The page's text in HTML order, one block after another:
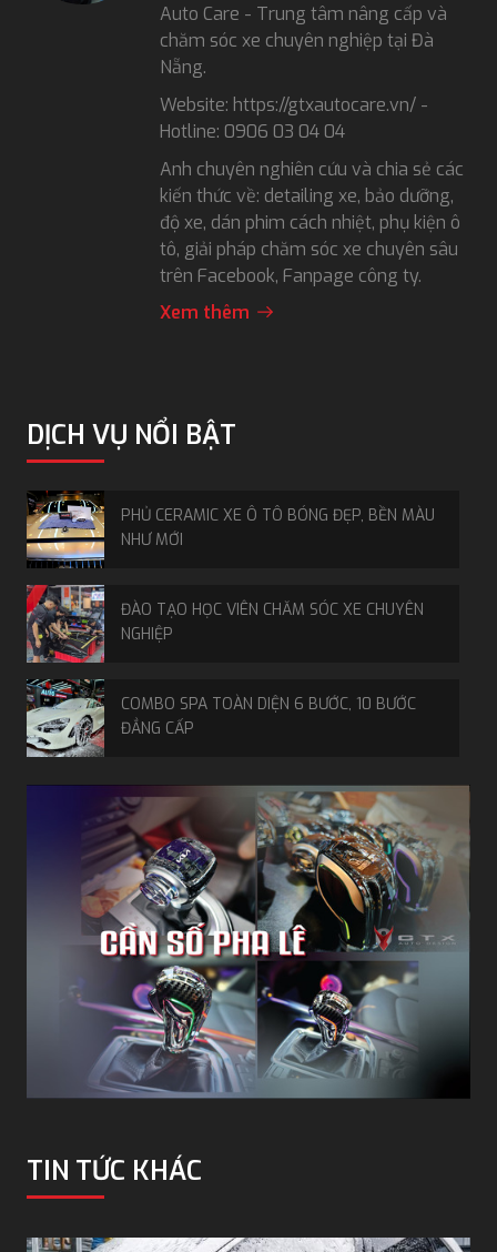
Auto Care - Trung tâm nâng cấp và
chăm sóc xe chuyên nghiệp tại Đà
Nẵng.
Website: https://gtxautocare.vn/ -
Hotline: 0906 03 04 04
Anh chuyên nghiên cứu và chia sẻ các
kiến thức về: detailing xe, bảo dưỡng,
độ xe, dán phim cách nhiệt, phụ kiện ô
tô, giải pháp chăm sóc xe chuyên sâu
trên Facebook, Fanpage công ty.
Xem thêm
DỊCH VỤ NỔI BẬT
PHỦ CERAMIC XE Ô TÔ BÓNG ĐẸP, BỀN MÀU
NHƯ MỚI
ĐÀO TẠO HỌC VIÊN CHĂM SÓC XE CHUYÊN
NGHIỆP
COMBO SPA TOÀN DIỆN 6 BƯỚC, 10 BƯỚC
ĐẲNG CẤP
TIN TỨC KHÁC